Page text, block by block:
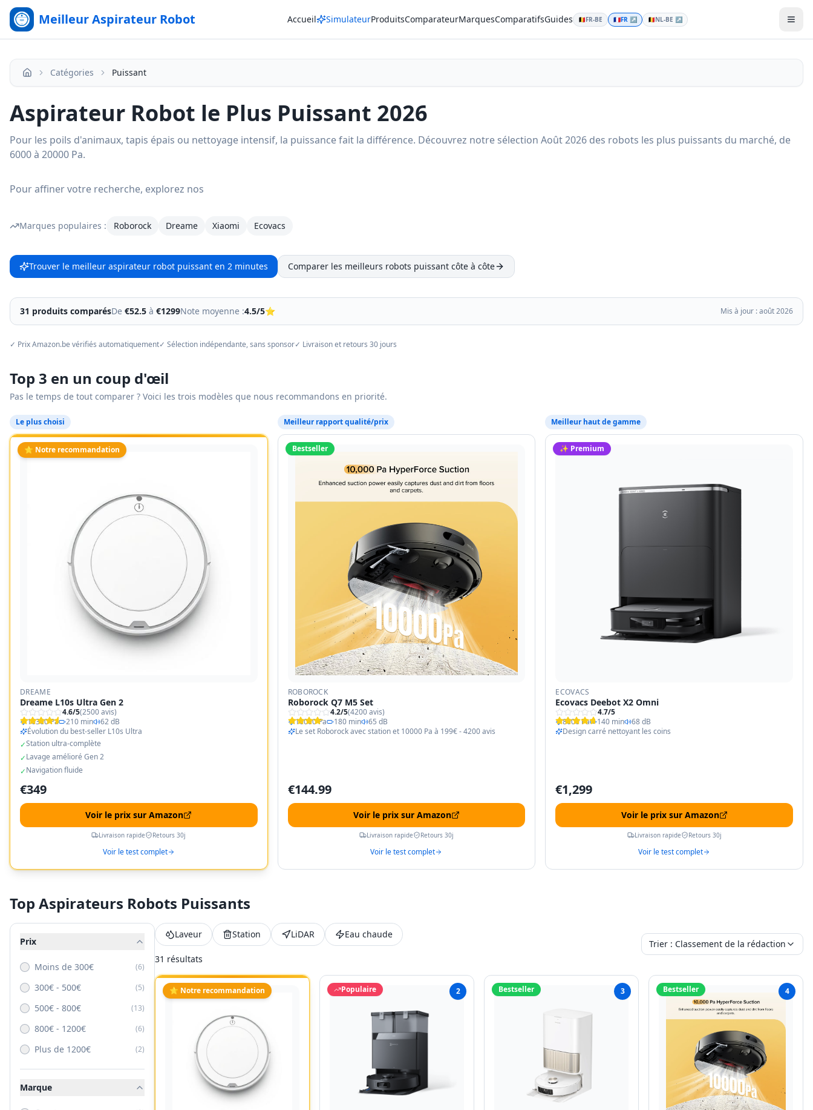
Meilleur Aspirateur Robot Accueil SimulateurProduitsComparateurMarquesComparatifsGuides 🇧🇪FR-BE 🇫🇷FR ↗ 🇧🇪NL-BE ↗
Accueil Catégories Puissant
Aspirateur Robot le Plus Puissant 2026
Pour les poils d'animaux, tapis épais ou nettoyage intensif, la puissance fait la différence. Découvrez notre sélection Août 2026 des robots les plus puissants du marché, de
6000 à 20000 Pa.
Pour affiner votre recherche, explorez nos
Marques populaires : Roborock Dreame Xiaomi Ecovacs
Trouver le meilleur aspirateur robot puissant en 2 minutes Comparer les meilleurs robots puissant côte à côte
31 produits comparésDe €52.5 à €1299Note moyenne :4.5/5⭐ Mis à jour :août 2026
✓ Prix Amazon.be vérifiés automatiquement✓ Sélection indépendante, sans sponsor✓ Livraison et retours 30 jours
Top 3 en un coup d'œil
Pas le temps de tout comparer ? Voici les trois modèles que nous recommandons en priorité.
Le plus choisi
⭐ Notre recommandation
DREAME
Dreame L10s Ultra Gen 2
4.6/5(2500avis)
10300 Pa
210 min
62 dB
Évolution du best-seller L10s Ultra
✓Station ultra-complète
✓Lavage amélioré Gen 2
✓Navigation fluide
€349
Voir le prix sur Amazon
Livraison rapide Retours 30j
Voir le test complet
Meilleur rapport qualité/prix
Bestseller
ROBOROCK
Roborock Q7 M5 Set
4.2/5(4200avis)
10000 Pa
180 min
65 dB
Le set Roborock avec station et 10000 Pa à 199€ - 4200 avis
€144.99
Voir le prix sur Amazon
Livraison rapide Retours 30j
Voir le test complet
Meilleur haut de gamme
✨ Premium
ECOVACS
Ecovacs Deebot X2 Omni
4.7/5
8000 Pa
140 min
68 dB
Design carré nettoyant les coins
€1,299
Voir le prix sur Amazon
Livraison rapide Retours 30j
Voir le test complet
Top Aspirateurs Robots Puissants
Prix
Moins de 300€ (6)
300€ - 500€ (5)
500€ - 800€ (13)
800€ - 1200€ (6)
Plus de 1200€ (2)
Marque
Laveur Station LiDAR Eau chaude
31 résultats
Trier : Classement de la rédaction
⭐ Notre recommandation 2
Populaire Bestseller 3 Bestseller 4